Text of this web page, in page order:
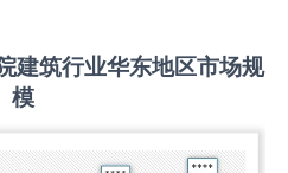
建筑行业华东地区市场规
模